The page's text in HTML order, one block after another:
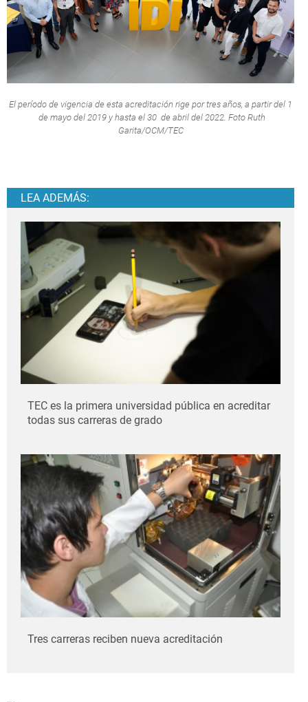
El período de vigencia de esta acreditación rige por tres años, a partir del 1
de mayo del 2019 y hasta el 30 de abril del 2022. Foto Ruth
Garita/OCM/TEC
LEA ADEMÁS:
TEC es la primera universidad pública en acreditar
todas sus carreras de grado
Tres carreras reciben nueva acreditación